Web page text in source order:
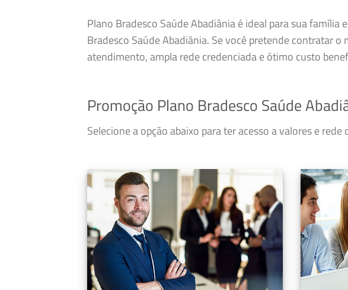
Plano Bradesco Saúde Abadiânia é ideal para sua família
Bradesco Saúde Abadiânia. Se você pretende contratar
atendimento, ampla rede credenciada e ótimo custo
Promoção Plano Bradesco Saúde
Selecione a opção abaixo para ter acesso a valores e